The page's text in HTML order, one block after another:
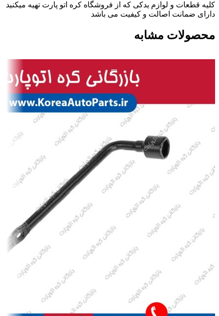
کلیه قطعات و لوازم یدکی که از فروشگاه کره اتو پارت تهیه میکنید
دارای ضمانت اصالت و کیفیت می باشد
محصولات مشابه